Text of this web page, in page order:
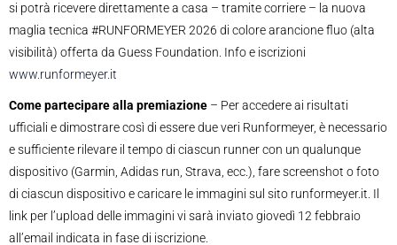
si potrà ricevere direttamente a casa – tramite corriere – la nuova
maglia tecnica #RUNFORMEYER 2026 di colore arancione fluo (alta
visibilità) offerta da Guess Foundation. Info e iscrizioni
www.runformeyer.it
Come partecipare alla premiazione – Per accedere ai risultati
ufficiali e dimostrare così di essere due veri Runformeyer, è necessario
e sufficiente rilevare il tempo di ciascun runner con un qualunque
dispositivo (Garmin, Adidas run, Strava, ecc.), fare screenshot o foto
di ciascun dispositivo e caricare le immagini sul sito runformeyer.it. Il
link per l’upload delle immagini vi sarà inviato giovedì 12 febbraio
all’email indicata in fase di iscrizione.